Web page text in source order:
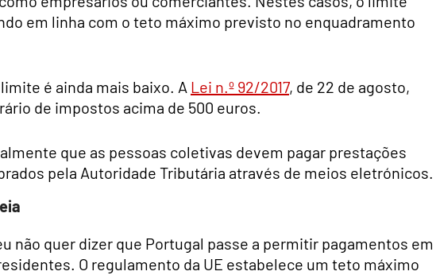
em linha com o teto máximo previsto no enquadramento
é ainda mais baixo. A Lei n.º 92/2017, de 22 de agosto,
de impostos acima de 500 euros.
que as pessoas coletivas devem pagar prestações
pela Autoridade Tributária através de meios eletrónicos.
não quer dizer que Portugal passe a permitir pagamentos em
O regulamento da UE estabelece um teto máximo